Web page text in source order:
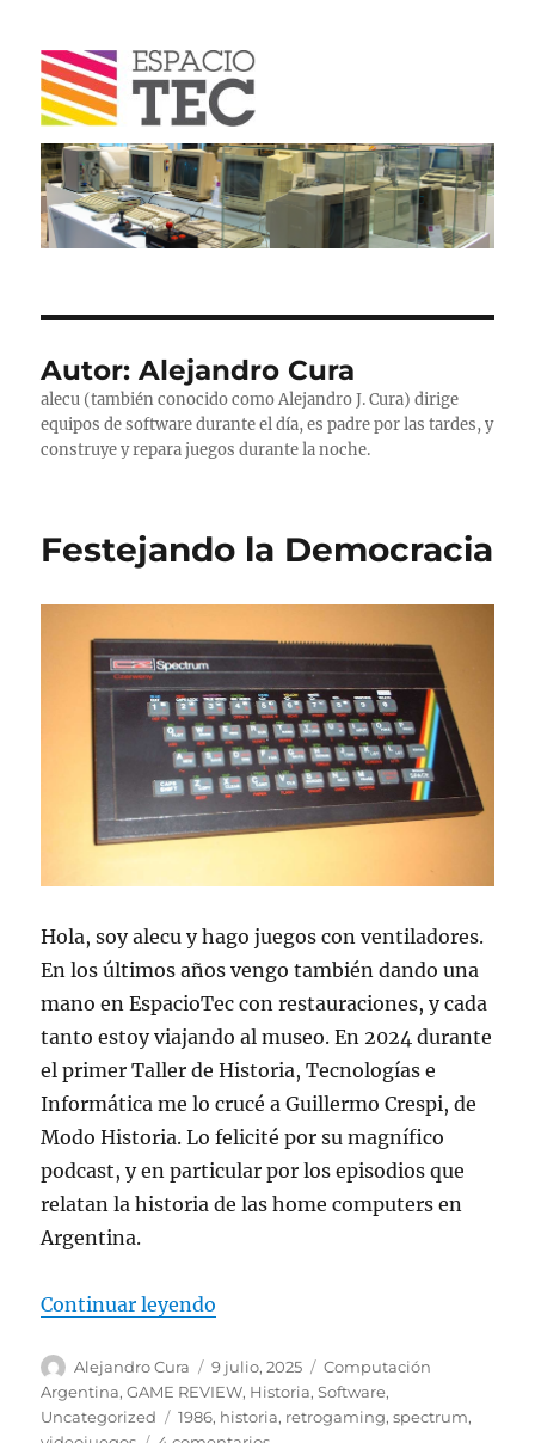
Blog
Autor:Alejandro Cura
alecu (también conocido como Alejandro J. Cura) dirige
equipos de software durante el día, es padre por las tardes, y
construye y repara juegos durante la noche.
Festejando la Democracia
Hola, soy alecu y hago juegos con ventiladores.
En los últimos años vengo también dando una
mano en EspacioTec con restauraciones, y cada
tanto estoy viajando al museo. En 2024 durante
el primer Taller de Historia, Tecnologías e
Informática me lo crucé a Guillermo Crespi, de
Modo Historia. Lo felicité por su magnífico
podcast, y en particular por los episodios que
relatan la historia de las home computers en
Argentina.
Continuar leyendo
Autor
Alejandro Cura
Publicado
el
9 julio, 2025 Categorías
Computación
Argentina,GAME REVIEW, Historia,Software,
Uncategorized
Etiquetas
1986, historia, retrogaming,spectrum,